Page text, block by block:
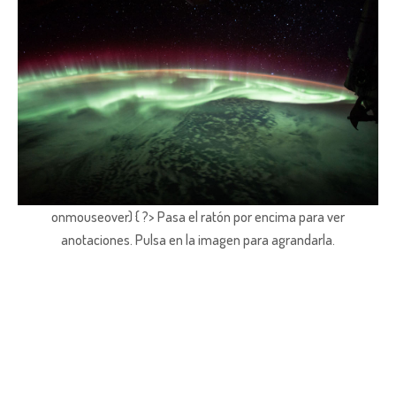
onmouseover) { ?> Pasa el ratón por encima para ver
anotaciones. Pulsa en la imagen para agrandarla.